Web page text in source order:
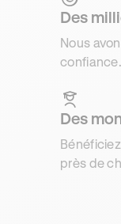
Des
Nous
confiance.
Des
près de